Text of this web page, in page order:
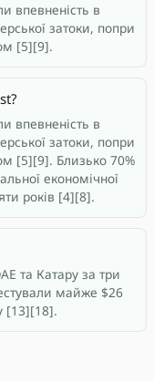
впевненість в
затоки, попри
[5][9].
впевненість в
затоки, попри
[5][9]. Близько 70%
економічної
років [4][8].
та Катару за три
майже $26
[13][18].